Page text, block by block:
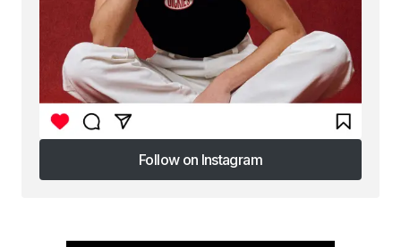
Follow on Instagram
Follow on Instagram